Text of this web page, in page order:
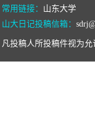
常用链接： 山东大学
山大日记投稿信箱：
凡投稿人所投稿件视为